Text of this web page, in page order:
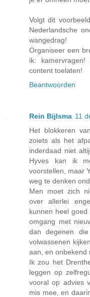
Volgt dit
Nederlandsche
wangedrag!
Organiseer een
ik:
content toelaten!
Beantwoorden
Rein Bijlsma 11
Het blokkeren
zoiets als het
inderdaad niet
Hyves kan ik
voorstellen, maar
weg te denken
Men moet zich
over allerlei
kunnen heel
omgang met
dan degenen
volwassenen
aan, en onbekend
Ik zou het
leggen op
vooral op advies
mis mee, en